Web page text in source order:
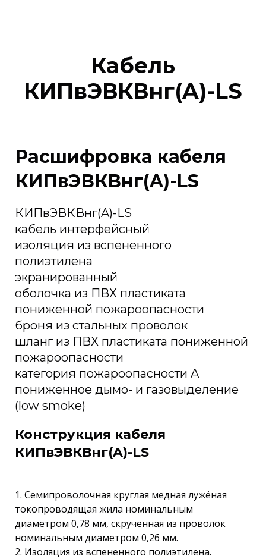
Кабель
КИПвЭВКВнг(A)-LS
Расшифровка кабеля
КИПвЭВКВнг(A)-LS
КИПвЭВКВнг(A)-LS
кабель интерфейсный
изоляция из вспененного
полиэтилена
экранированный
оболочка из ПВХ пластиката
пониженной пожароопасности
броня из стальных проволок
шланг из ПВХ пластиката пониженной
пожароопасности
категория пожароопасности A
пониженное дымо- и газовыделение
(low smoke)
Конструкция кабеля
КИПвЭВКВнг(A)-LS
1. Семипроволочная круглая медная лужёная
токопроводящая жила номинальным
диаметром 0,78 мм, скрученная из проволок
номинальным диаметром 0,26 мм.
2. Изоляция из вспененного полиэтилена.